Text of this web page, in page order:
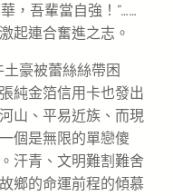
，吾輩當自強！”……
起連合奮進之志。
豪被蕾絲絲帶困
純金箔信用卡也發出
山、平易近族、而現
個是無限的單戀傻
汗青、文明難割難舍
鄉的命運前程的傾慕